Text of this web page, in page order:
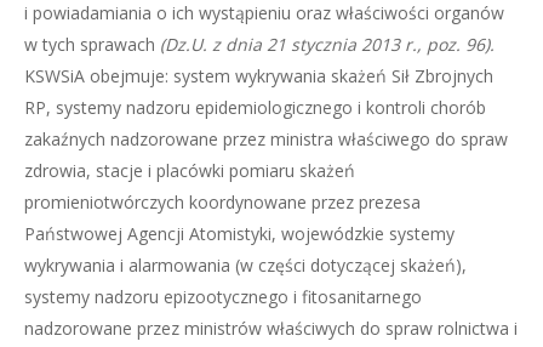
i powiadamiania o ich wystąpieniu oraz właściwości organów
w tych sprawach (Dz.U. z dnia 21 stycznia 2013 r., poz. 96).
KSWSiA obejmuje: system wykrywania skażeń Sił Zbrojnych
RP, systemy nadzoru epidemiologicznego i kontroli chorób
zakaźnych nadzorowane przez ministra właściwego do spraw
zdrowia, stacje i placówki pomiaru skażeń
promieniotwórczych koordynowane przez prezesa
Państwowej Agencji Atomistyki, wojewódzkie systemy
wykrywania i alarmowania (w części dotyczącej skażeń),
systemy nadzoru epizootycznego i fitosanitarnego
nadzorowane przez ministrów właściwych do spraw rolnictwa i